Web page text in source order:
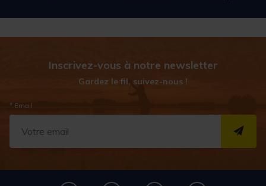
Inscrivez-vous à notre newsletter
Gardez le fil, suivez-nous !
* Email